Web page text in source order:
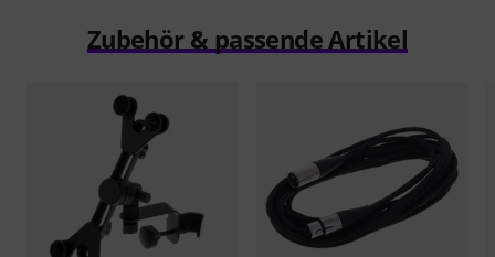
Zubehör & passende Artikel